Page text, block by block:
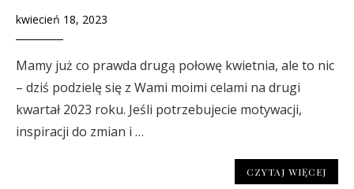
kwiecień 18, 2023
Mamy już co prawda drugą połowę kwietnia, ale to nic
– dziś podzielę się z Wami moimi celami na drugi
kwartał 2023 roku. Jeśli potrzebujecie motywacji,
inspiracji do zmian i …
CZYTAJ WIĘCEJ